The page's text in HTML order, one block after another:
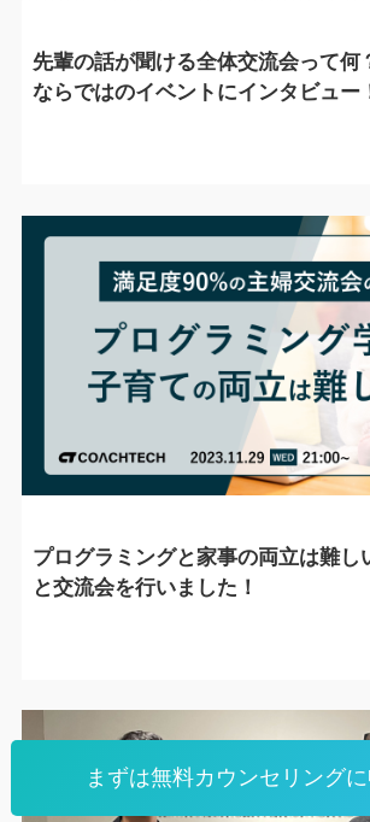
まずは無料カウンセリング